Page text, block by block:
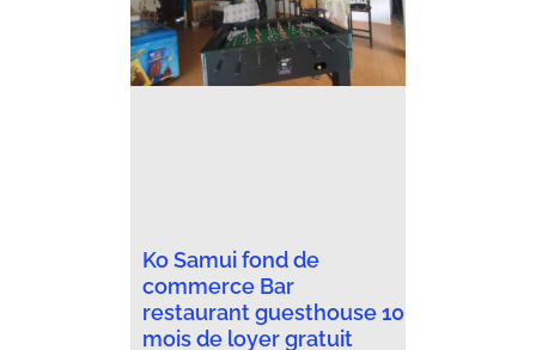
Ko Samui fond de
commerce Bar
restaurant guesthouse 10
mois de loyer gratuit